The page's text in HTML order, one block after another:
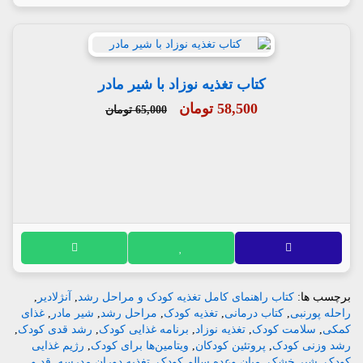
کتاب تغذیه نوزاد با شیر مادر
58,500 تومان
65,000 تومان
برچسب ها: کتاب راهنمای کامل تغذیه کودک و مراحل رشد, آنژلادیر ,
راحله پورنبی, کتاب درمانی, تغذیه کودک, مراحل رشد, شیر مادر , غذای
کمکی, سلامت کودک, تغذیه نوزاد, برنامه غذایی کودک, رشد قدی کودک,
رشد وزنی کودک, پروتئین کودکان, ویتامین‌ها برای کودک, رژیم غذایی